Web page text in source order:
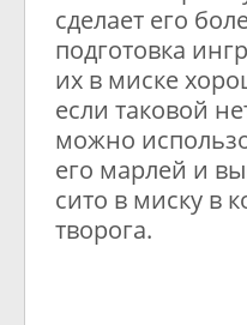
сделает его
подготовка
их в миске
если таковой
можно
его марлей и
сито в миску в
творога.